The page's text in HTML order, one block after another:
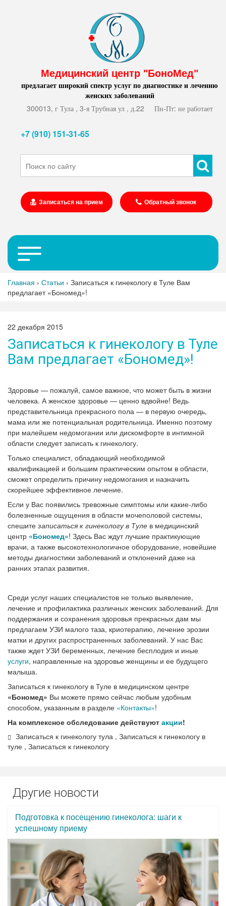
Медицинский центр "БоноМед"
предлагает широкий спектр услуг по диагностике и лечению
женских заболеваний
300013, г Тула , 3-я Трубная ул , д.22
Пн-Пт: не работает
+7 (910) 151-31-65
Записаться на прием Обратный звонок
Главная › Статьи › Записаться к гинекологу в Туле Вам
предлагает «Бономед»!
22 декабря 2015
Записаться к гинекологу в Туле
Вам предлагает «Бономед»!
Здоровье — пожалуй, самое важное, что может быть в жизни
человека. А женское здоровье — ценно вдвойне! Ведь
представительница прекрасного пола — в первую очередь,
мама или же потенциальная родительница. Именно поэтому
при малейшем недомогании или дискомфорте в интимной
области следует записать к гинекологу.
Только специалист, обладающий необходимой
квалификацией и большим практическим опытом в области,
сможет определить причину недомогания и назначить
скорейшее эффективное лечение.
Если у Вас появились тревожные симптомы или какие-либо
болезненные ощущения в области мочеполовой системы,
спешите записаться к гинекологу в Туле в медицинский
центр «Бономед»! Здесь Вас ждут лучшие практикующие
врачи, а также высокотехнологичное оборудование, новейшие
методы диагностики заболеваний и отклонений даже на
ранних этапах развития.
Среди услуг наших специалистов не только выявление,
лечение и профилактика различных женских заболеваний. Для
поддержания и сохранения здоровья прекрасных дам мы
предлагаем УЗИ малого таза, криотерапию, лечение эрозии
матки и других распространенных заболеваний. У нас Вас
также ждет УЗИ беременных, лечение бесплодия и иные
услуги, направленные на здоровье женщины и ее будущего
малыша.
Записаться к гинекологу в Туле в медицинском центре
«Бономед» Вы можете прямо сейчас любым удобным
способом, указанным в разделе «Контакты»!
На комплексное обследование действуют акции!
Записаться к гинекологу тула , Записаться к гинекологу в
туле , Записаться к гинекологу
Другие новости
Подготовка к посещению гинеколога: шаги к
успешному приему